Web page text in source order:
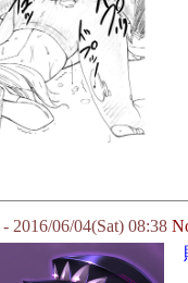
- 2016/06/04(Sat) 08:38